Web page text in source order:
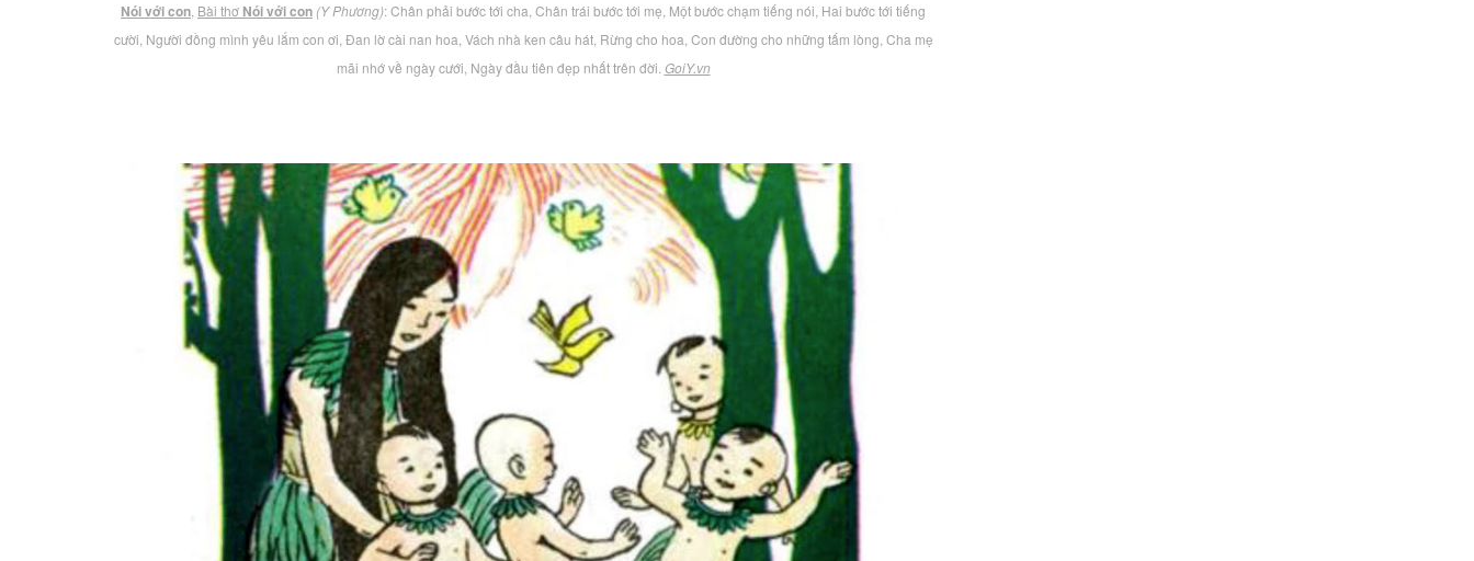
Nói với con Bài thơ Nói với con (Y Phương): Chân phải bước tới cha, Chân trái bước tới mẹ, Một bước chạm tiếng nói, Hai bước tới tiếng
cười, Người đồng mình yêu lắm con ơi, Đan lờ cài nan hoa, Vách nhà ken câu hát, Rừng cho hoa, Con đường cho những tấm lòng, Cha mẹ
mãi nhớ về ngày cưới, Ngày đầu tiên đẹp nhất trên đời. GoiY.vn